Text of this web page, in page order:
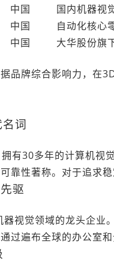
中国
国内机器视
中国
自动化核心
中国 大华股份旗
品牌综合影响力，在
词
有30多年的计算机视
靠性著称。对于追求
驱
视觉领域的龙头企
过遍布全球的办公室